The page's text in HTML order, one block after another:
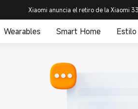
Xiaomi anuncia el retiro de la Xiaomi
Wearables Smart Home